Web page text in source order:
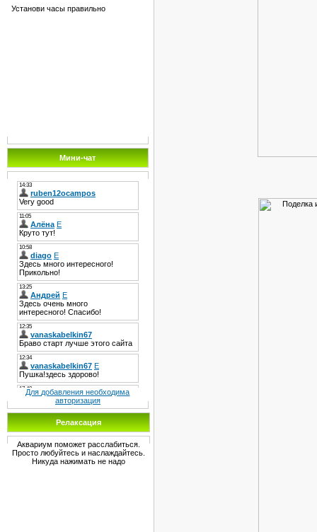
Установи часы правильно
Мини-чат
Для добавления необходима
авторизация
Релаксация
Аквариум поможет расслабиться.
Просто любуйтесь и наслаждайтесь.
Никуда нажимать не надо